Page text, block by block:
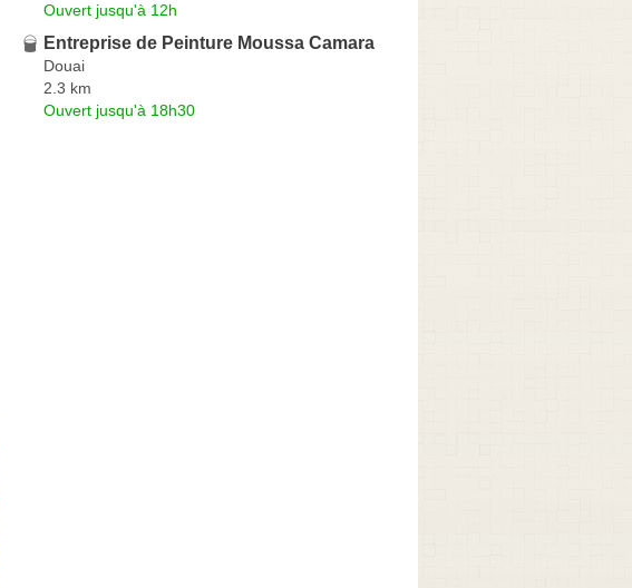
Ouvert jusqu'à 12h
Entreprise de Peinture Moussa Camara
Douai
2.3 km
Ouvert jusqu'à 18h30